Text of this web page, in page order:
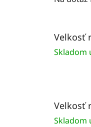
Velkosť
Skladom
Velkosť
Skladom